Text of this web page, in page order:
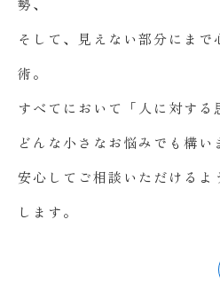
勢、
そして、見えない部分にま
術。
すべてにおいて「人に対する
どんな小さなお悩みでも構い
安心してご相談いただけるよ
します。